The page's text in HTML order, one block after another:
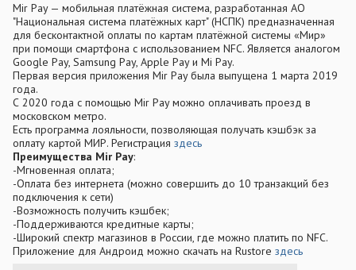
Mir Pay — мобильная платёжная система, разработанная АО
"Национальная система платёжных карт" (НСПК) предназначенная
для бесконтактной оплаты по картам платёжной системы «Мир»
при помощи смартфона с использованием NFC. Является аналогом
Google Pay, Samsung Pay, Apple Pay и Mi Pay.
Первая версия приложения Mir Pay была выпущена 1 марта 2019
года.
С 2020 года с помощью Mir Pay можно оплачивать проезд в
московском метро.
Есть программа лояльности, позволяющая получать кэшбэк за
оплату картой МИР. Регистрация здесь
Преимущества Mir Pay:
-Мгновенная оплата;
-Оплата без интернета (можно совершить до 10 транзакций без
подключения к сети)
-Возможность получить кэшбек;
-Поддерживаются кредитные карты;
-Широкий спектр магазинов в России, где можно платить по NFC.
Приложение для Андроид можно скачать на Rustore здесь